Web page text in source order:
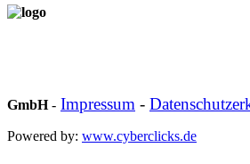
GmbH- Impressum -
Powered by: www.cyberclicks.de